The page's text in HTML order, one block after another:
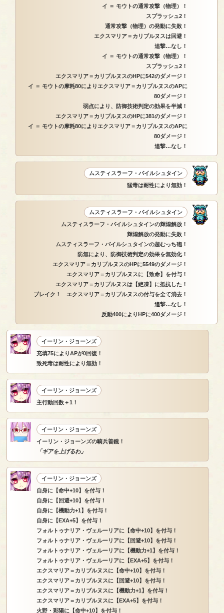
イ ＝ モウトの通常攻撃（物理）！
スプラッシュ2！
通常攻撃（物理）の発動に失敗！
エクスマリア＝カリブルヌスは回避！
追撃…なし！
イ ＝ モウトの通常攻撃（物理）！
スプラッシュ2！
エクスマリア＝カリブルヌスのHPに542のダメージ！
イ ＝ モウトの摩耗80によりエクスマリア＝カリブルヌスのAPに
80ダメージ！
弱点により、防御技術判定の効果を半減！
エクスマリア＝カリブルヌスのHPに381のダメージ！
イ ＝ モウトの摩耗80によりエクスマリア＝カリブルヌスのAPに
80ダメージ！
追撃…なし！
ムスティスラーフ・バイルシュタイン
猛毒は耐性により無効！
ムスティスラーフ・バイルシュタイン
ムスティスラーフ・バイルシュタインの輝煌解放！
輝煌解放の発動に失敗！
ムスティスラーフ・バイルシュタインの超むっち砲！
防無により、防御技術判定の効果を無効化！
エクスマリア＝カリブルヌスのHPに5549のダメージ！
エクスマリア＝カリブルヌスに【致命】を付与！
エクスマリア＝カリブルヌスは【絶凍】に抵抗した！
ブレイク！ エクスマリア＝カリブルヌスの付与を全て消去！
追撃…なし！
反動400によりHPに400ダメージ！
イーリン・ジョーンズ
充填75によりAPが0回復！
致死毒は耐性により無効！
イーリン・ジョーンズ
主行動回数＋1！
イーリン・ジョーンズ
イーリン・ジョーンズの騎兵善鏡！
「ギアを上げるわ」
イーリン・ジョーンズ
自身に【命中+10】を付与！
自身に【回避+10】を付与！
自身に【機動力+1】を付与！
自身に【EXA+5】を付与！
フォルトゥナリア・ヴェルーリアに【命中+10】を付与！
フォルトゥナリア・ヴェルーリアに【回避+10】を付与！
フォルトゥナリア・ヴェルーリアに【機動力+1】を付与！
フォルトゥナリア・ヴェルーリアに【EXA+5】を付与！
エクスマリア＝カリブルヌスに【命中+10】を付与！
エクスマリア＝カリブルヌスに【回避+10】を付与！
エクスマリア＝カリブルヌスに【機動力+1】を付与！
エクスマリア＝カリブルヌスに【EXA+5】を付与！
火野・彩陽に【命中+10】を付与！